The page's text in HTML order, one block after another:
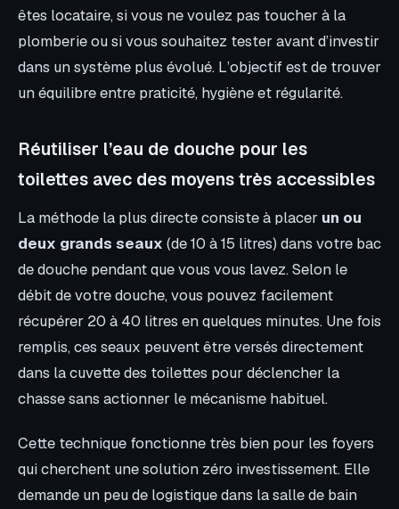
êtes locataire, si vous ne voulez pas toucher à la
plomberie ou si vous souhaitez tester avant d’investir
dans un système plus évolué. L’objectif est de trouver
un équilibre entre praticité, hygiène et régularité.
Réutiliser l’eau de douche pour les
toilettes avec des moyens très accessibles
La méthode la plus directe consiste à placer un ou
deux grands seaux (de 10 à 15 litres) dans votre bac
de douche pendant que vous vous lavez. Selon le
débit de votre douche, vous pouvez facilement
récupérer 20 à 40 litres en quelques minutes. Une fois
remplis, ces seaux peuvent être versés directement
dans la cuvette des toilettes pour déclencher la
chasse sans actionner le mécanisme habituel.
Cette technique fonctionne très bien pour les foyers
qui cherchent une solution zéro investissement. Elle
demande un peu de logistique dans la salle de bain